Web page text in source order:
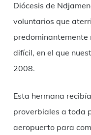
Diócesis de
voluntarios que
predominantemente
difícil, en el que
2008.
Esta hermana
proverbiales a toda
aeropuerto para